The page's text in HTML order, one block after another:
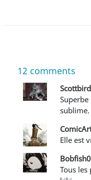
12 comments
Scottbird
Superbe composition Première case
Elle
Tous les perso et un bel encrage ! du bon